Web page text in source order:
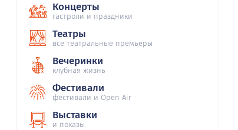
Концерты
гастроли и праздники
Театры
все театральные премьеры
Вечеринки
клубная жизнь
Фестивали
фестивали и Open Air
Выставки
и показы